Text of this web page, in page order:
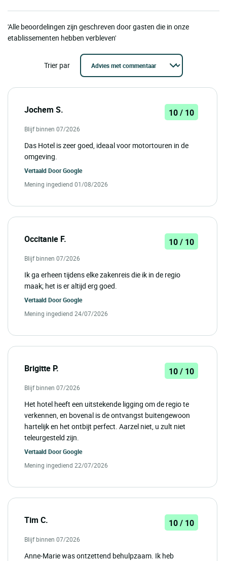
'Alle beoordelingen zijn geschreven door gasten die in onze
etablissementen hebben verbleven'
Trier par
Jochem S. 10 / 10
Blijf binnen 07/2026
Das Hotel is zeer goed, ideaal voor motortouren in de
omgeving.
Vertaald DoorGoogle
Mening ingediend 01/08/2026
Occitanie F. 10 / 10
Blijf binnen 07/2026
Ik ga erheen tijdens elke zakenreis die ik in de regio
maak; het is er altijd erg goed.
Vertaald DoorGoogle
Mening ingediend 24/07/2026
Brigitte P. 10 / 10
Blijf binnen 07/2026
Het hotel heeft een uitstekende ligging om de regio te
verkennen, en bovenal is de ontvangst buitengewoon
hartelijk en het ontbijt perfect. Aarzel niet, u zult niet
teleurgesteld zijn.
Vertaald DoorGoogle
Mening ingediend 22/07/2026
Tim C. 10 / 10
Blijf binnen 07/2026
Anne-Marie was ontzettend behulpzaam. Ik heb